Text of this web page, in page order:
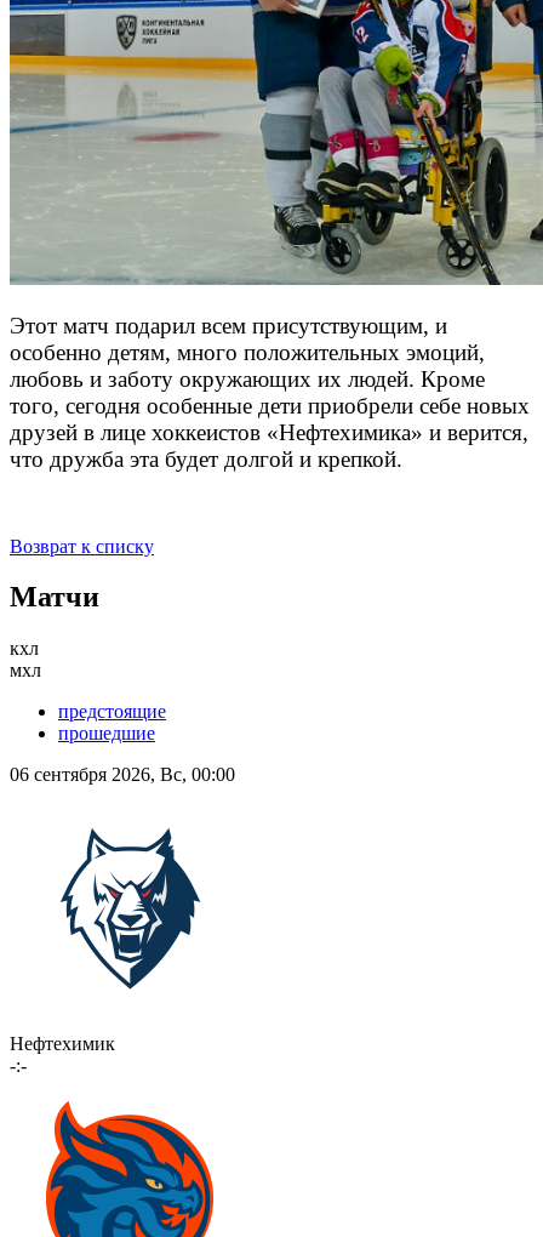
Этот матч подарил всем присутствующим, и
особенно детям, много положительных эмоций,
любовь и заботу окружающих их людей. Кроме
того, сегодня особенные дети приобрели себе новых
друзей в лице хоккеистов «Нефтехимика» и верится,
что дружба эта будет долгой и крепкой.
Возврат к списку
Матчи
кхл
мхл
предстоящие
прошедшие
06 сентября 2026, Вс, 00:00
Нефтехимик
-:-